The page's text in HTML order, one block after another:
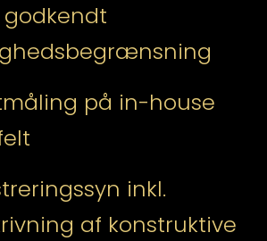
på in-house
inkl.
af konstruktive